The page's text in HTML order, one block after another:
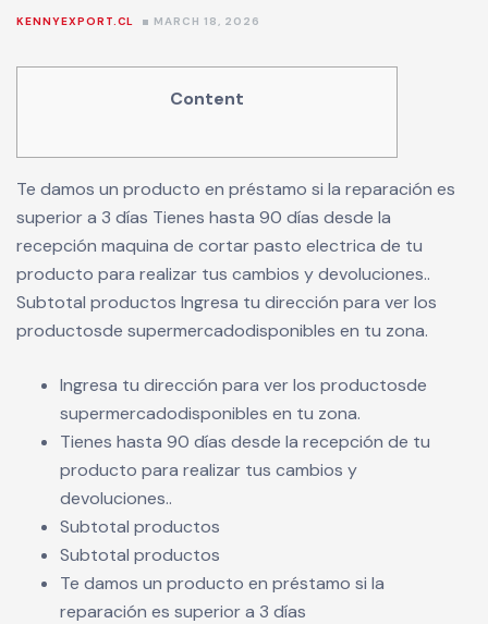
KENNYEXPORT.CL MARCH 18, 2026
Content
Te damos un producto en préstamo si la reparación es
superior a 3 días Tienes hasta 90 días desde la
recepción maquina de cortar pasto electrica de tu
producto para realizar tus cambios y devoluciones..
Subtotal productos Ingresa tu dirección para ver los
productosde supermercadodisponibles en tu zona.
Ingresa tu dirección para ver los productosde
supermercadodisponibles en tu zona.
Tienes hasta 90 días desde la recepción de tu
producto para realizar tus cambios y
devoluciones..
Subtotal productos
Subtotal productos
Te damos un producto en préstamo si la
reparación es superior a 3 días